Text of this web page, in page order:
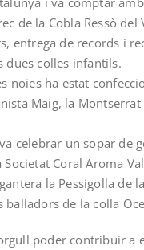
de la Cobla Ressò
entrega de records i
dues colles infantils.
noies ha estat
Maig, la Montserrat
celebrar un sopar de
Societat Coral Aroma
la Pessigolla de
de la colla
poder contribuir a